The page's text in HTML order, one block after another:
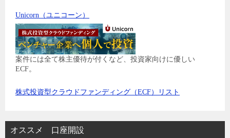
Unicorn（ユニコーン）
案件には全て株主優待が付くなど、投資家向けに優しい
ECF。
株式投資型クラウドファンディング（ECF）リスト
オススメ 口座開設